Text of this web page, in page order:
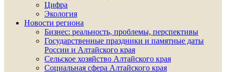
Цифра
Экология
Новости региона
Бизнес: реальность, проблемы, перспективы
Государственные праздники и памятные даты
России и Алтайского края
Сельское хозяйство Алтайского края
Социальная сфера Алтайского края